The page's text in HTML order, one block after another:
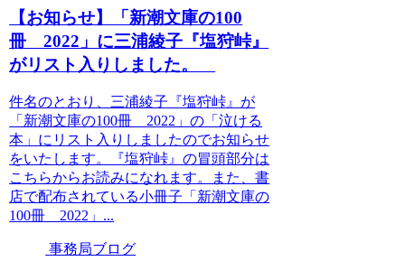
【お知らせ】「新潮文庫の100
冊 2022」に三浦綾子『塩狩峠』
がリスト入りしました。
件名のとおり、三浦綾子『塩狩峠』が
「新潮文庫の100冊 2022」の「泣ける
本」にリスト入りしましたのでお知らせ
をいたします。『塩狩峠』の冒頭部分は
こちらからお読みになれます。また、書
店で配布されている小冊子「新潮文庫の
100冊 2022」...
事務局ブログ